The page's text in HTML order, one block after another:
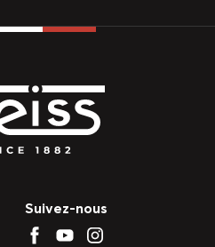
Suivez-nous